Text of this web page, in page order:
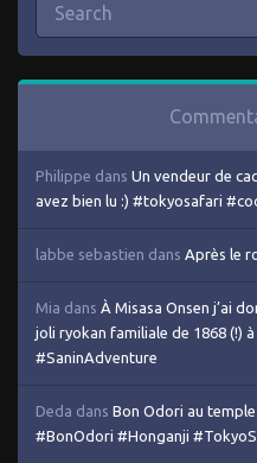
Philippe dans Un vendeur de
avez bien lu :) #tokyosafari
labbe sebastien dans Après le
Mia dans À Misasa Onsen j’ai
joli ryokan familiale de 1868 (!)
#SaninAdventure
Deda dans Bon Odori au
#BonOdori #Honganji